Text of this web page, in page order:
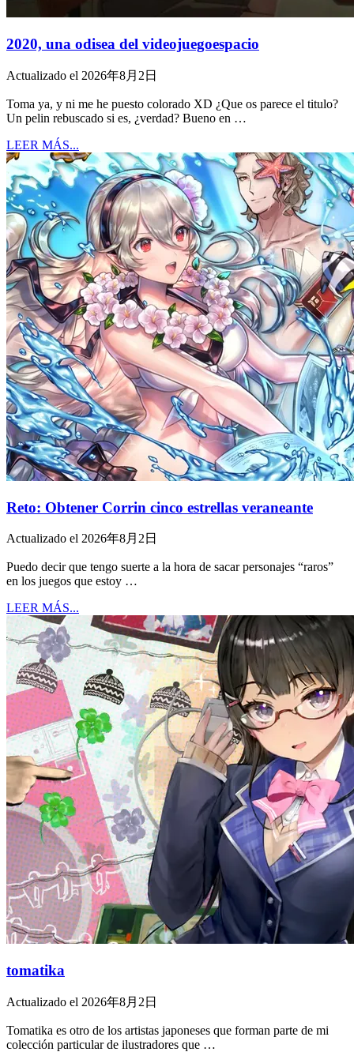
2020, una odisea del videojuegoespacio
Actualizado el 2026年8月2日
Toma ya, y ni me he puesto colorado XD ¿Que os parece el titulo?
Un pelin rebuscado si es, ¿verdad? Bueno en …
LEER MÁS...
Reto: Obtener Corrin cinco estrellas veraneante
Actualizado el 2026年8月2日
Puedo decir que tengo suerte a la hora de sacar personajes “raros”
en los juegos que estoy …
LEER MÁS...
tomatika
Actualizado el 2026年8月2日
Tomatika es otro de los artistas japoneses que forman parte de mi
colección particular de ilustradores que …